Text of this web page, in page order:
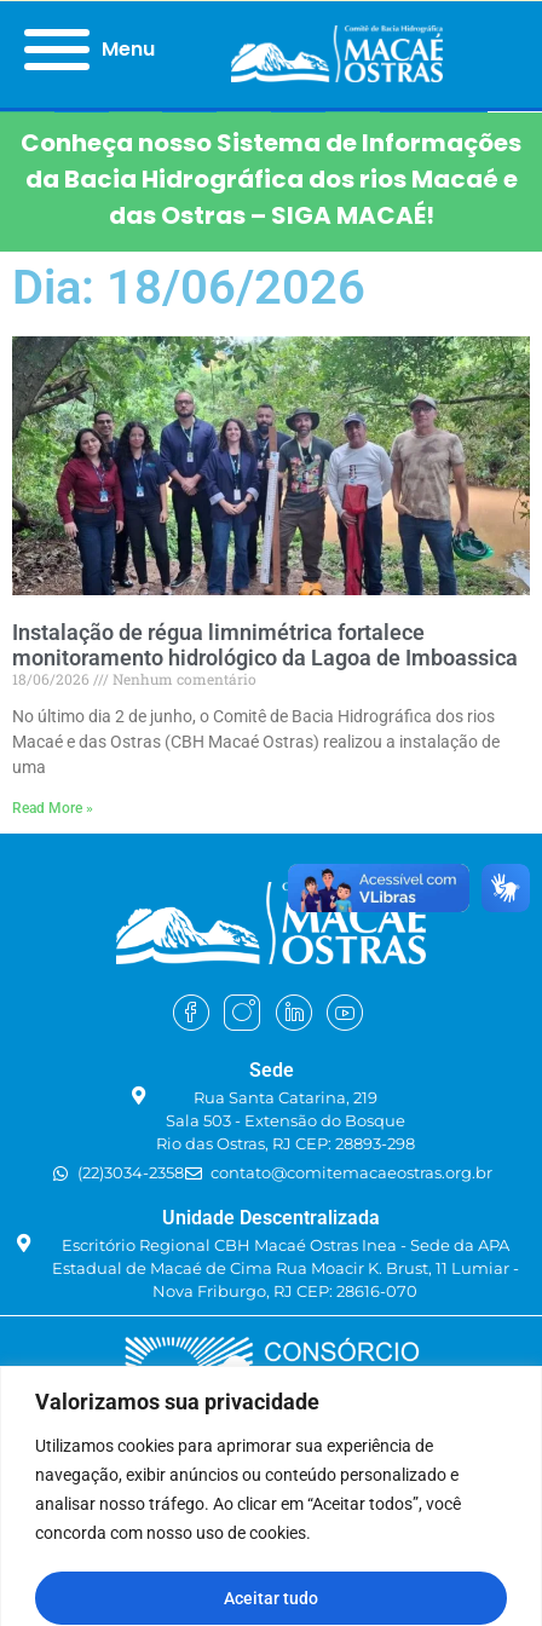
Valorizamos sua privacidade
Utilizamos cookies para aprimorar sua experiência de
navegação, exibir anúncios ou conteúdo personalizado e
analisar nosso tráfego. Ao clicar em “Aceitar todos”, você
concorda com nosso uso de cookies.
Aceitar tudo
Menu
Conheça nosso Sistema de Informações
da Bacia Hidrográfica dos rios Macaé e
das Ostras – SIGA MACAÉ!
Dia: 18/06/2026
Instalação de régua limnimétrica fortalece
monitoramento hidrológico da Lagoa de Imboassica
18/06/2026
Nenhum comentário
No último dia 2 de junho, o Comitê de Bacia Hidrográfica dos rios
Macaé e das Ostras (CBH Macaé Ostras) realizou a instalação de
uma
Read More »
Sede
Rua Santa Catarina, 219
Sala 503 - Extensão do Bosque
Rio das Ostras, RJ CEP: 28893-298
(22)3034-2358
contato@comitemacaeostras.org.br
Unidade Descentralizada
Escritório Regional CBH Macaé Ostras Inea - Sede da APA
Estadual de Macaé de Cima Rua Moacir K. Brust, 11 Lumiar -
Nova Friburgo, RJ CEP: 28616-070
Delegatária (CILSJ)
Rua: Avenida Um, n° 01, Lote 01, Quadra 11
Bairro: Jardins de São Pedro
São Pedro da Aldeia, RJ